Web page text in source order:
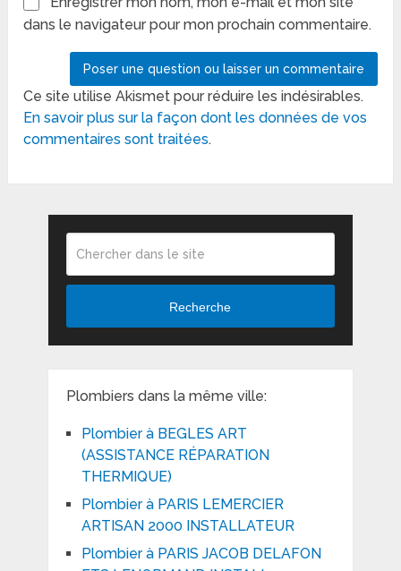
dans le navigateur pour mon prochain commentaire.
Ce site utilise Akismet pour réduire les indésirables.
En savoir plus sur la façon dont les données de vos
commentaires sont traitées.
Recherche
Plombiers dans la même ville:
Plombier à BEGLES ART
(ASSISTANCE RÉPARATION
THERMIQUE)
Plombier à PARIS LEMERCIER
ARTISAN 2000 INSTALLATEUR
Plombier à PARIS JACOB DELAFON